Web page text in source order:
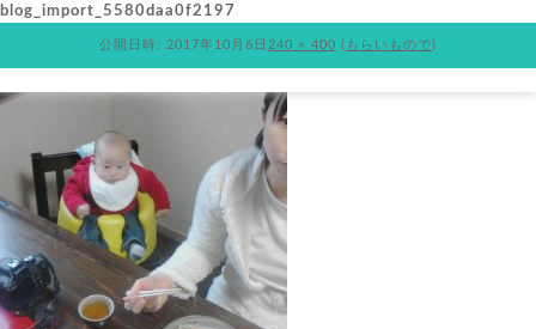
blog_import_5580daa0f2197
公開日時: 2017年10月6日 240 × 400 ( もらいもので)